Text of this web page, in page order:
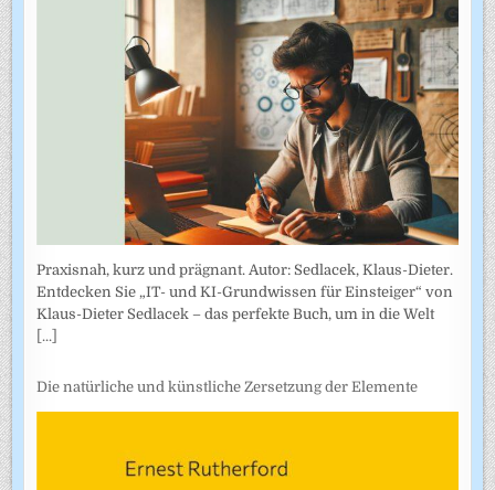
Praxisnah, kurz und prägnant. Autor: Sedlacek, Klaus-Dieter.
Entdecken Sie „IT- und KI-Grundwissen für Einsteiger“ von
Klaus-Dieter Sedlacek – das perfekte Buch, um in die Welt
[...]
Die natürliche und künstliche Zersetzung der Elemente